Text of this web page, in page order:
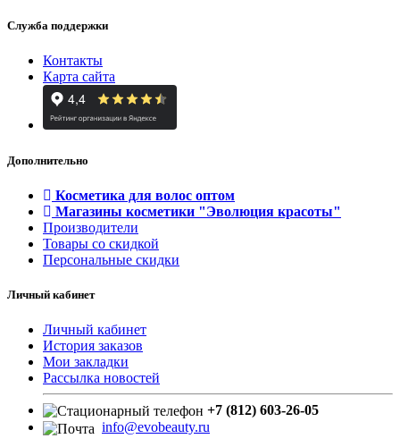
Служба поддержки
Контакты
Карта сайта
Дополнительно
Косметика для волос оптом
Магазины косметики "Эволюция красоты"
Производители
Товары со скидкой
Персональные скидки
Личный кабинет
Личный кабинет
История заказов
Мои закладки
Рассылка новостей
+7 (812) 603-26-05
info@evobeauty.ru